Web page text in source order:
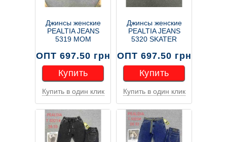
Джинсы женские
PEALTIA JEANS
5319 МОМ
ОПТ 697.50 грн
Купить
Купить
Купить в один клик
Джинсы женские
PEALTIA JEANS
5320 SKATER
ОПТ 697.50 грн
Купить
Купить
Купить в один клик